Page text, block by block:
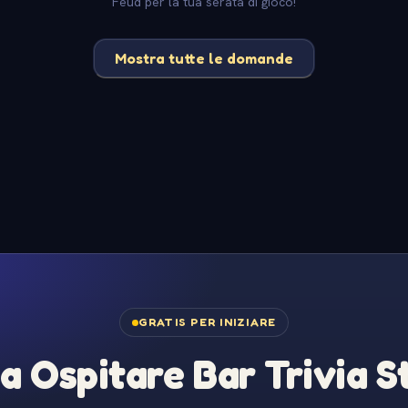
Mostra tutte le domande
GRATIS PER INIZIARE
Ospitare Bar Trivia